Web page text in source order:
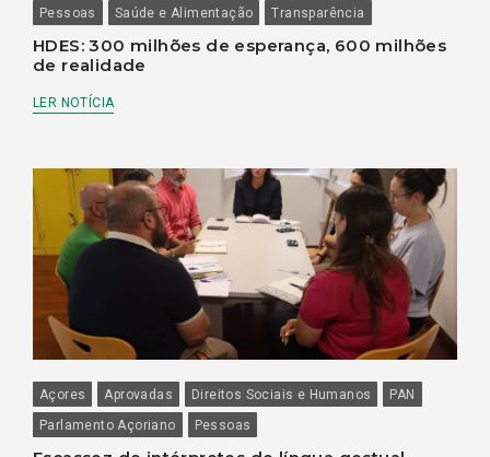
Pessoas
Saúde e Alimentação Transparência
HDES: 300 milhões de esperança, 600 milhões
de realidade
LER NOTÍCIA
Açores Aprovadas Direitos Sociais e Humanos
PAN
Parlamento Açoriano
Pessoas